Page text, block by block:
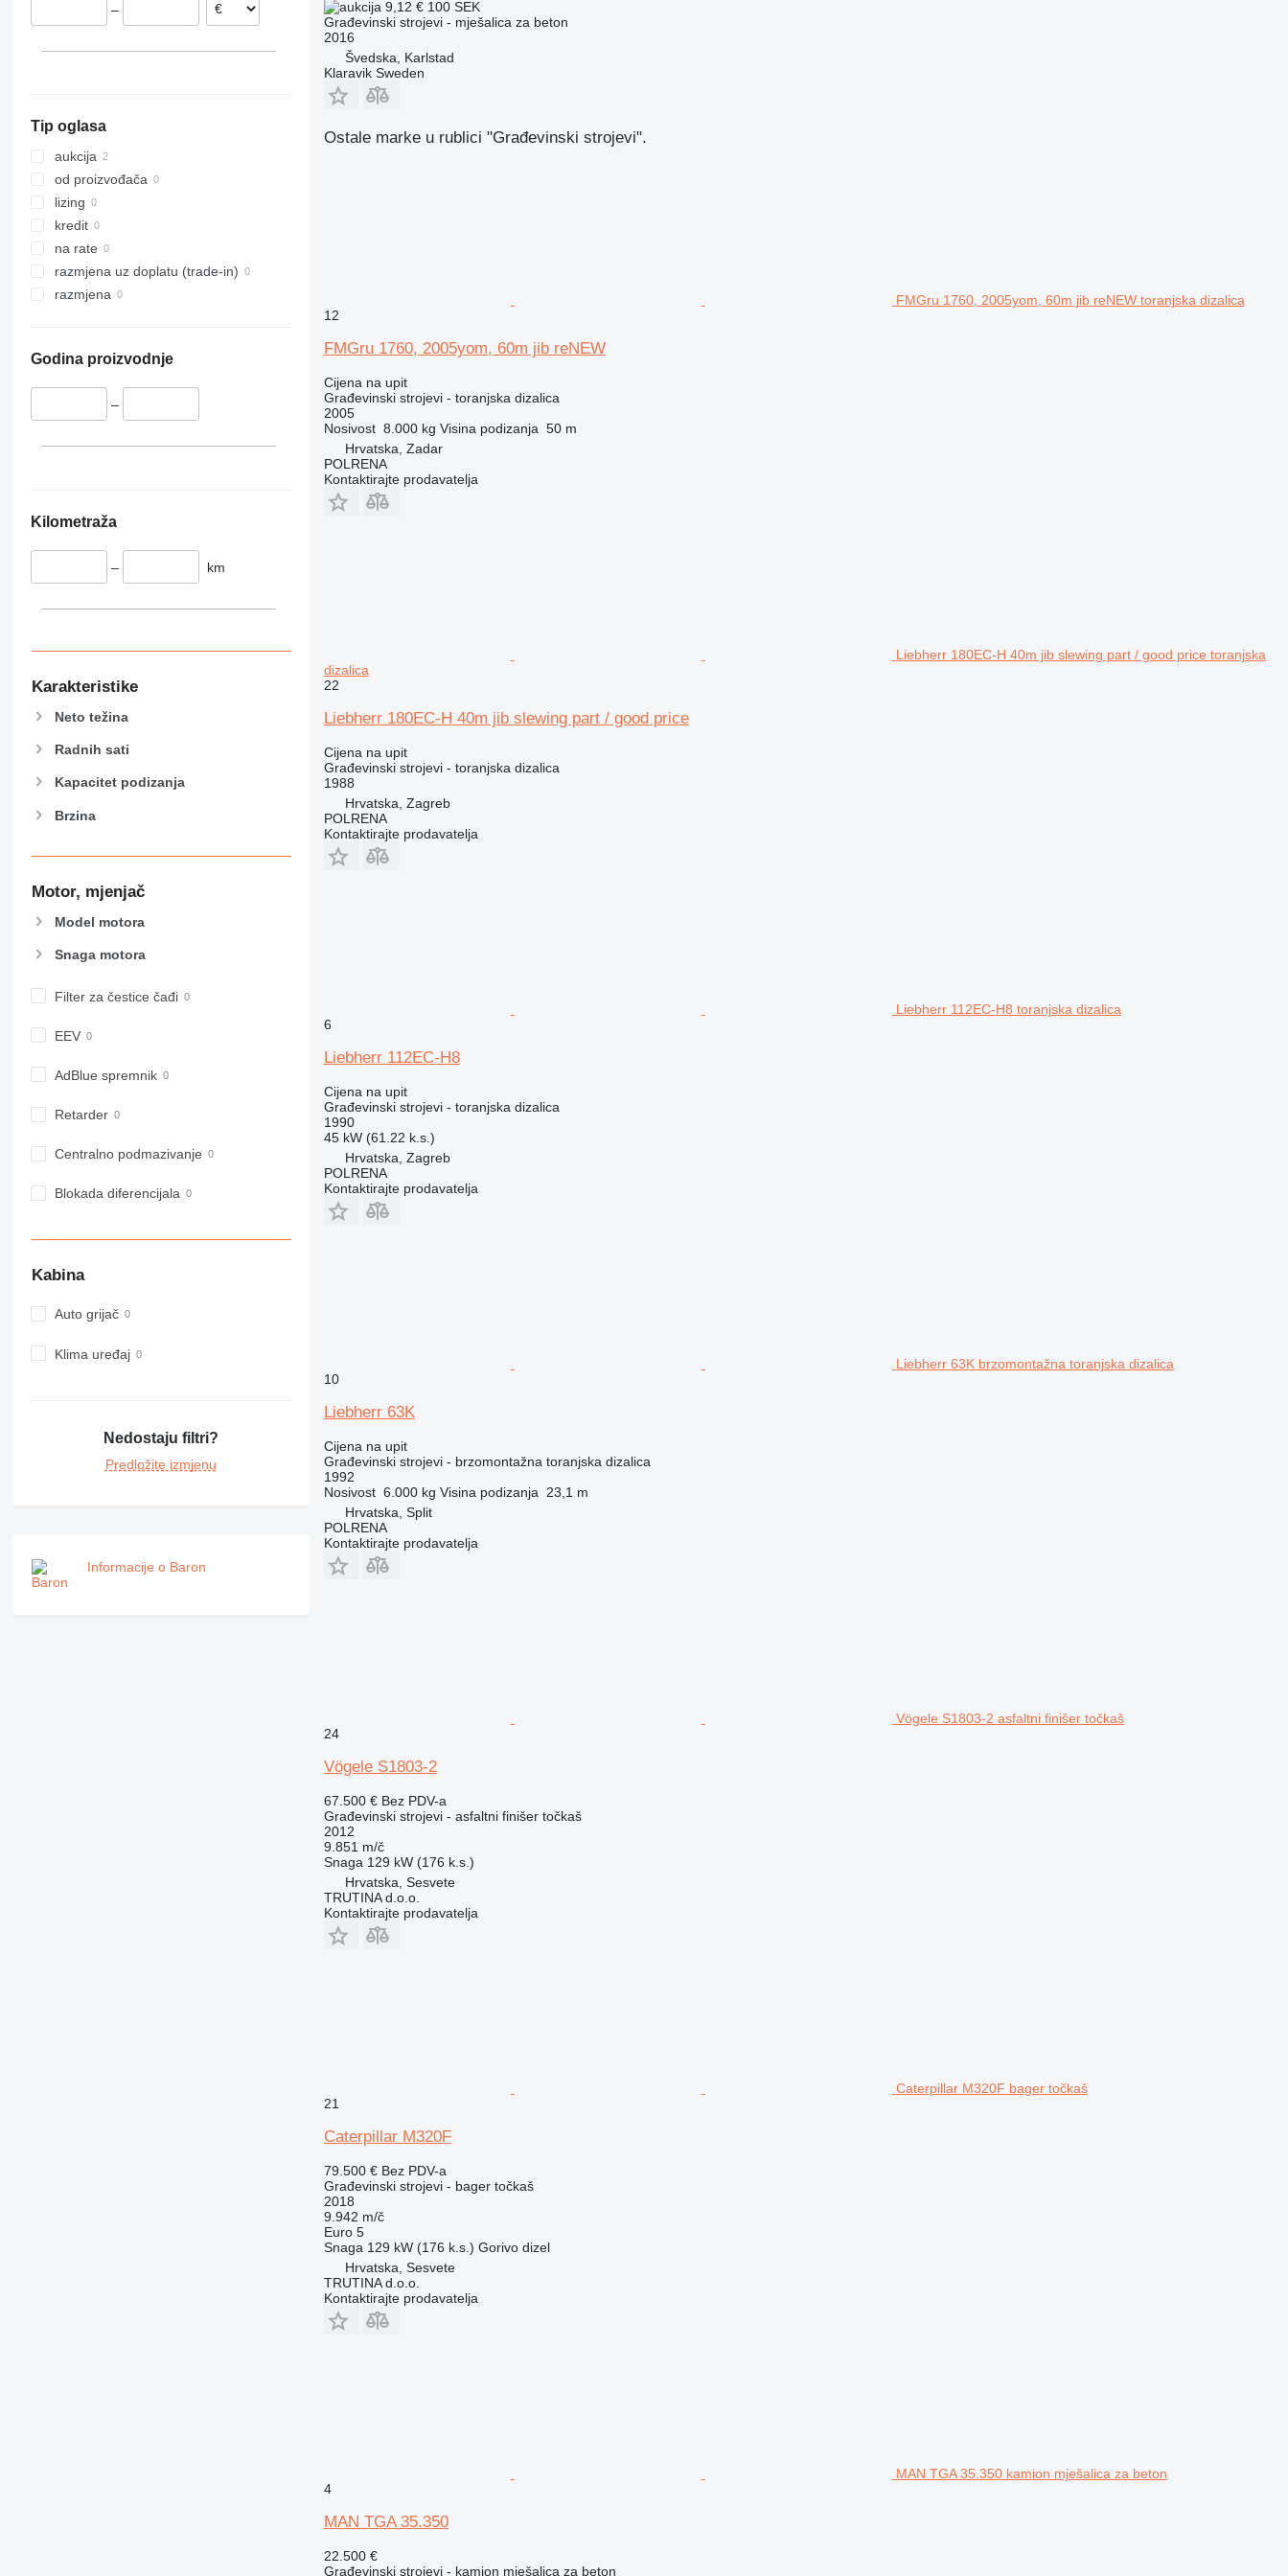
317
318
319
320
321
322
323
324
329
330
365
416
426
432
434
589
907
914
924
926
930
950
962
973
988
C-series
457
8008
8018
8025
8026
8030
8035
CT
NXT
S-Series
Liftlux
Pecolift
Toucan
–
Tip oglasa
aukcija
od proizvođača
lizing
kredit
na rate
razmjena uz doplatu (trade-in)
razmjena
Godina proizvodnje
–
Kilometraža
– km
Karakteristike
Neto težina
Radnih sati
Kapacitet podizanja
Brzina
Motor, mjenjač
Model motora
Snaga motora
Filter za čestice čađi
EEV
AdBlue spremnik
Retarder
Centralno podmazivanje
Blokada diferencijala
Kabina
Auto grijač
Klima uređaj
Nedostaju filtri?
Predložite izmjenu
Informacije o Baron
9,12 € 100 SEK
Građevinski strojevi - mješalica za beton
2016
Švedska, Karlstad
Klaravik Sweden
Ostale marke u rublici "Građevinski strojevi".
FMGru 1760, 2005yom, 60m jib reNEW toranjska dizalica
12
FMGru 1760, 2005yom, 60m jib reNEW
Cijena na upit
Građevinski strojevi - toranjska dizalica
2005
Nosivost 8.000 kg Visina podizanja 50 m
Hrvatska, Zadar
POLRENA
Kontaktirajte prodavatelja
Liebherr 180EC-H 40m jib slewing part / good price toranjska
dizalica
22
Liebherr 180EC-H 40m jib slewing part / good price
Cijena na upit
Građevinski strojevi - toranjska dizalica
1988
Hrvatska, Zagreb
POLRENA
Kontaktirajte prodavatelja
Liebherr 112EC-H8 toranjska dizalica
6
Liebherr 112EC-H8
Cijena na upit
Građevinski strojevi - toranjska dizalica
1990
45 kW (61.22 k.s.)
Hrvatska, Zagreb
POLRENA
Kontaktirajte prodavatelja
Liebherr 63K brzomontažna toranjska dizalica
10
Liebherr 63K
Cijena na upit
Građevinski strojevi - brzomontažna toranjska dizalica
1992
Nosivost 6.000 kg Visina podizanja
23,1 m
Hrvatska, Split
POLRENA
Kontaktirajte prodavatelja
Vögele S1803-2 asfaltni finišer točkaš
24
Vögele S1803-2
67.500 € Bez PDV-a
Građevinski strojevi - asfaltni finišer točkaš
2012
9.851 m/č
Snaga 129 kW (176 k.s.)
Hrvatska, Sesvete
TRUTINA d.o.o.
Kontaktirajte prodavatelja
Caterpillar M320F bager točkaš
21
Caterpillar M320F
79.500 € Bez PDV-a
Građevinski strojevi - bager točkaš
2018
9.942 m/č
Euro 5
Snaga 129 kW (176 k.s.) Gorivo dizel
Hrvatska, Sesvete
TRUTINA d.o.o.
Kontaktirajte prodavatelja
MAN TGA 35.350 kamion mješalica za beton
4
MAN TGA 35.350
22.500 €
Građevinski strojevi - kamion mješalica za beton